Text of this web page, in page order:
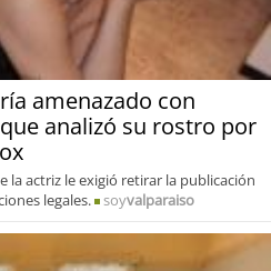
amenazado con
analizó su rostro por
la actriz le exigió retirar la publicación
legales.
soyvalparaiso